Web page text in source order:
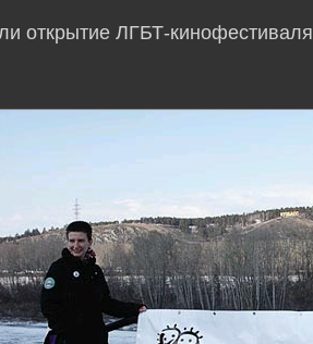
открытие ЛГБТ-кинофестиваля